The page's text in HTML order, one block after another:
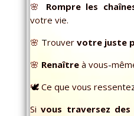
🌸 Rompre les
votre vie.
🌸 Trouver votre juste
🌸 Renaîtreà vous-
🕊 Ce que vous
Sivous traversez des